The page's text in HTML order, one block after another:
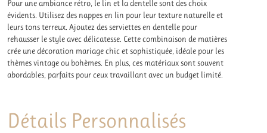
Pour une ambiance rétro, le lin et la dentelle sont des choix
évidents. Utilisez des nappes en lin pour leur texture naturelle et
leurs tons terreux. Ajoutez des serviettes en dentelle pour
rehausser le style avec délicatesse. Cette combinaison de matières
crée une décoration mariage chic et sophistiquée, idéale pour les
thèmes vintage ou bohèmes. En plus, ces matériaux sont souvent
abordables, parfaits pour ceux travaillant avec un budget limité.
Détails Personnalisés